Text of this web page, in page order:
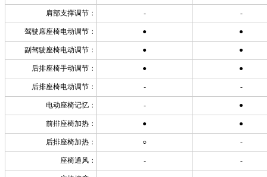
肩部支撑调节： - -
驾驶席座椅电动调节： ● ●
副驾驶座椅电动调节： ● ●
后排座椅手动调节： ● ●
后排座椅电动调节： - -
电动座椅记忆： - ●
前排座椅加热： ● ●
后排座椅加热： ○ -
座椅通风： - -